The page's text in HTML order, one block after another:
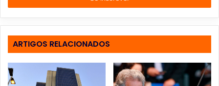
r
a
e
n
ARTIGOS RELACIONADOS